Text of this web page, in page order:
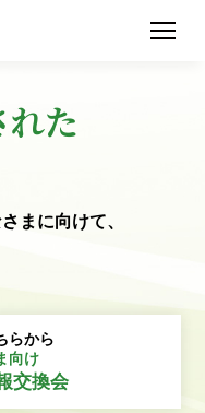
た
まに向けて、
らから
向け
交換会